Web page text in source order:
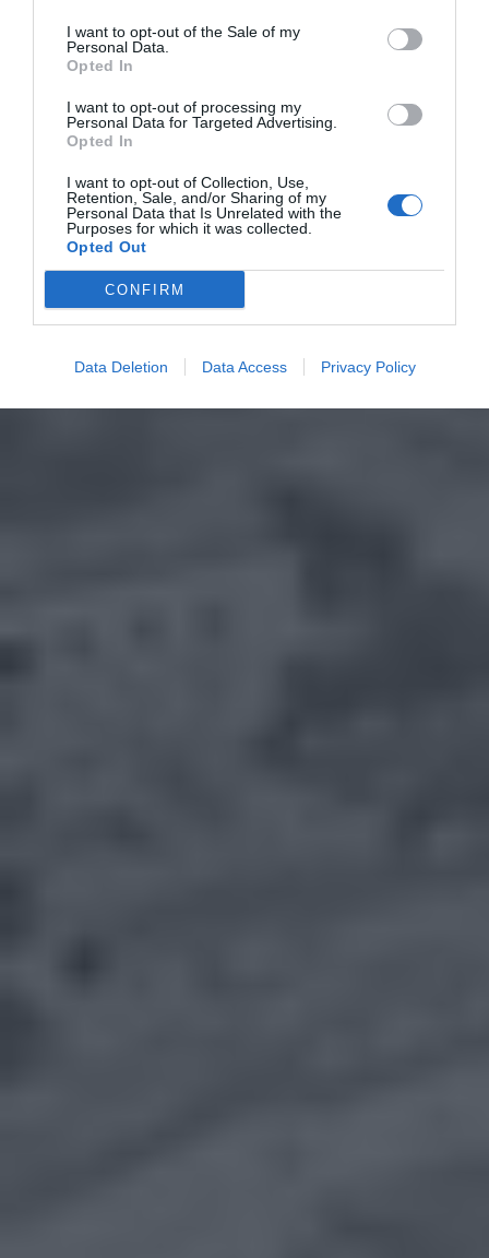
I want to opt-out of the Sale of my
Personal Data.
Opted In
I want to opt-out of processing my
Personal Data for Targeted Advertising.
Opted In
I want to opt-out of Collection, Use,
Retention, Sale, and/or Sharing of my
Personal Data that Is Unrelated with the
Purposes for which it was collected.
Opted Out
CONFIRM
Data Deletion Data Access Privacy Policy